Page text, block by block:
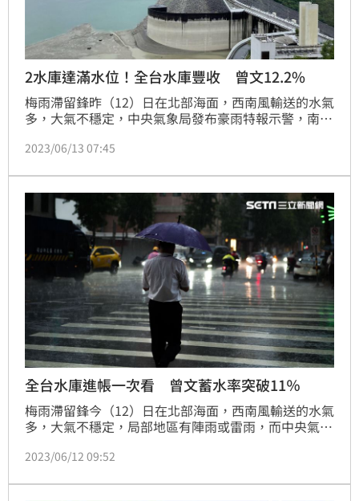
2水庫達滿水位！全台水庫豐收 曾文12.2%
梅雨滯留鋒昨（12）日在北部海面，西南風輸送的水氣
多，大氣不穩定，中央氣象局發布豪雨特報示警，南部
全台各水庫蓄水量一次看。
2023/06/13 07:45
全台水庫進帳一次看 曾文蓄水率突破11％
梅雨滯留鋒今（12）日在北部海面，西南風輸送的水氣
多，大氣不穩定，局部地區有陣雨或雷雨，而中央氣象
雨，嘉義及台南地區有局部大雨發生的機率，提醒民眾
新聞網》整理出各水庫的蓄水量及水量上升情況。
2023/06/12 09:52